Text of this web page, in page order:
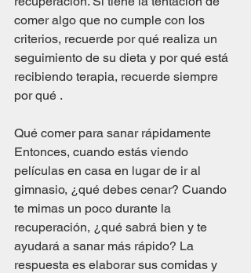
comer algo que no cumple con los
criterios, recuerde por qué realiza un
seguimiento de su dieta y por qué está
recibiendo terapia, recuerde siempre
por qué .
Qué comer para sanar rápidamente
Entonces, cuando estás viendo
películas en casa en lugar de ir al
gimnasio, ¿qué debes cenar? Cuando
te mimas un poco durante la
recuperación, ¿qué sabrá bien y te
ayudará a sanar más rápido? La
respuesta es elaborar sus comidas y